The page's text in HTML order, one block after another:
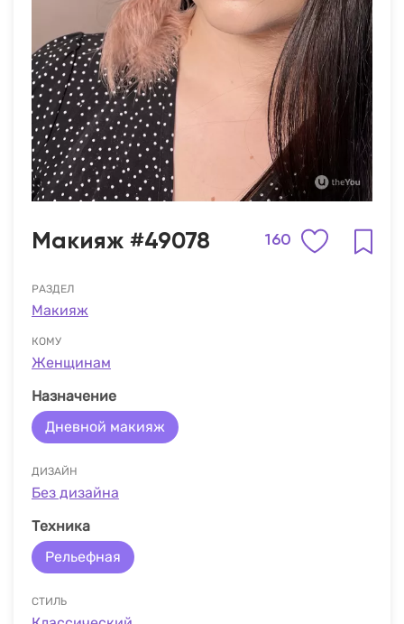
Макияж #49078 160
РАЗДЕЛ
Макияж
КОМУ
Женщинам
Назначение
Дневной макияж
ДИЗАЙН
Без дизайна
Техника
Рельефная
СТИЛЬ